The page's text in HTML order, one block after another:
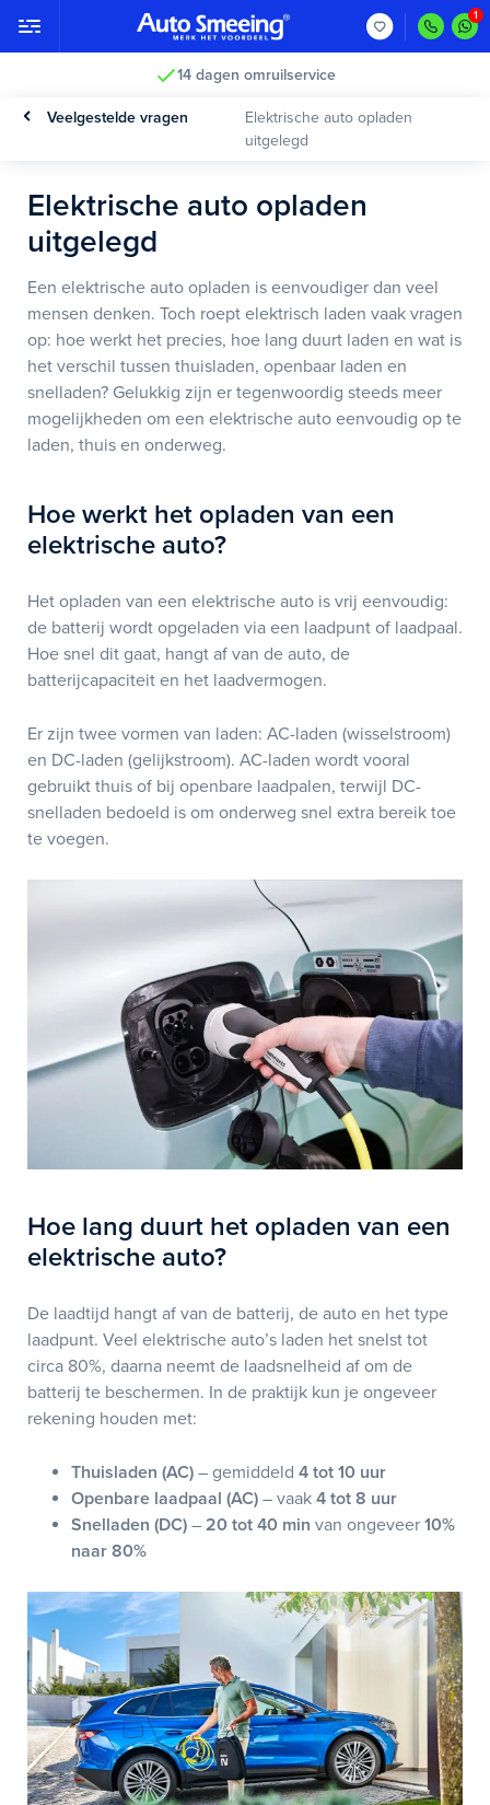
14 dagen omruilservice
Veelgestelde vragen
Elektrische auto opladen
uitgelegd
Elektrische auto opladen
uitgelegd
Een elektrische auto opladen is eenvoudiger dan veel
mensen denken. Toch roept elektrisch laden vaak vragen
op: hoe werkt het precies, hoe lang duurt laden en wat is
het verschil tussen thuisladen, openbaar laden en
snelladen? Gelukkig zijn er tegenwoordig steeds meer
mogelijkheden om een elektrische auto eenvoudig op te
laden, thuis en onderweg.
Hoe werkt het opladen van een
elektrische auto?
Het opladen van een elektrische auto is vrij eenvoudig:
de batterij wordt opgeladen via een laadpunt of laadpaal.
Hoe snel dit gaat, hangt af van de auto, de
batterijcapaciteit en het laadvermogen.
Er zijn twee vormen van laden: AC-laden (wisselstroom)
en DC-laden (gelijkstroom). AC-laden wordt vooral
gebruikt thuis of bij openbare laadpalen, terwijl DC-
snelladen bedoeld is om onderweg snel extra bereik toe
te voegen.
Hoe lang duurt het opladen van een
elektrische auto?
De laadtijd hangt af van de batterij, de auto en het type
laadpunt. Veel elektrische auto’s laden het snelst tot
circa 80%, daarna neemt de laadsnelheid af om de
batterij te beschermen. In de praktijk kun je ongeveer
rekening houden met:
Thuisladen (AC) – gemiddeld 4 tot 10 uur
Openbare laadpaal (AC) – vaak 4 tot 8 uur
Snelladen (DC) – 20 tot 40 min van ongeveer 10%
naar 80%